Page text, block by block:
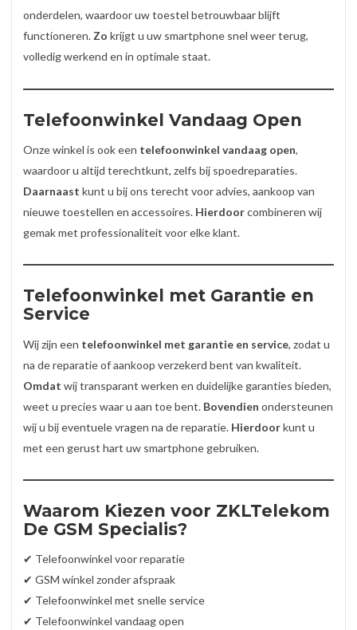
onderdelen, waardoor uw toestel betrouwbaar blijft
functioneren. Zo krijgt u uw smartphone snel weer terug,
volledig werkend en in optimale staat.
Telefoonwinkel Vandaag Open
Onze winkel is ook een telefoonwinkel vandaag open,
waardoor u altijd terechtkunt, zelfs bij spoedreparaties.
Daarnaast kunt u bij ons terecht voor advies, aankoop van
nieuwe toestellen en accessoires. Hierdoorcombineren wij
gemak met professionaliteit voor elke klant.
Telefoonwinkel met Garantie en
Service
Wij zijn een telefoonwinkel met garantie en service, zodat u
na de reparatie of aankoop verzekerd bent van kwaliteit.
Omdat wij transparant werken en duidelijke garanties bieden,
weet u precies waar u aan toe bent. Bovendien ondersteunen
wij u bij eventuele vragen na de reparatie. Hierdoorkunt u
met een gerust hart uw smartphone gebruiken.
Waarom Kiezen voor ZKLTelekom
De GSM Specialis?
✔ Telefoonwinkel voor reparatie
✔ GSM winkel zonder afspraak
✔ Telefoonwinkel met snelle service
✔ Telefoonwinkel vandaag open